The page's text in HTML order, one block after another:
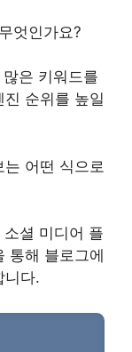
엇인가요?
은 키워드를
순위를 높일
어떤 식으로
셜 미디어 플
통해 블로그에
니다.